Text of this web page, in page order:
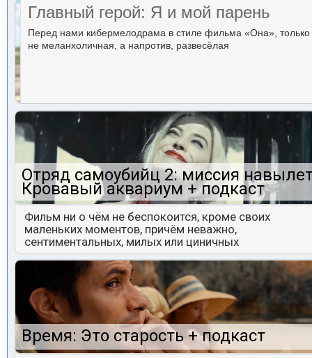
Главный герой: Я и мой парень
Перед нами кибермелодрама в стиле фильма «Она», только
не меланхоличная, а напротив, развесёлая
Отряд самоубийц 2: миссия
Кровавый аквариум + подкаст
Фильм ни о чём не беспокоится, кроме своих
маленьких моментов, причём неважно,
сентиментальных, милых или циничных
Время: Это старость + подкаст